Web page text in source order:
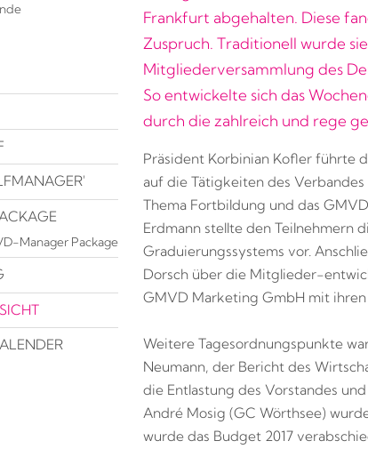
Frankfurt abgehalten. Diese
Zuspruch. Traditionell wurde
Mitgliederversammlung des
So entwickelte sich das
durch die zahlreich und rege
Präsident Korbinian Kofler führte
auf die Tätigkeiten des
Thema Fortbildung und das
Erdmann stellte den Teilnehmern
Graduierungssystems vor.
Dorsch über die Mitglieder-
GMVD Marketing GmbH mit
Weitere Tagesordnungspunkte
Neumann, der Bericht des
die Entlastung des Vorstandes
André Mosig (GC Wörthsee)
wurde das Budget 2017
Manager Package